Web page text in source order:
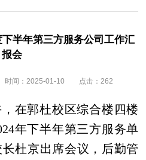
半年第三方服务公司工作汇
报会
时间：2025-01-10 点击： 262
，在郭杜校区综合楼四楼
年下半年第三方服务单
杜京出席会议，后勤管